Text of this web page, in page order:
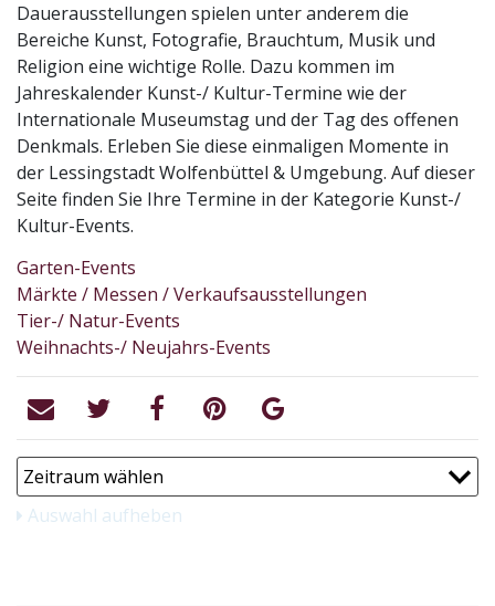
Dauerausstellungen spielen unter anderem die
Bereiche Kunst, Fotografie, Brauchtum, Musik und
Religion eine wichtige Rolle. Dazu kommen im
Jahreskalender Kunst-/ Kultur-Termine wie der
Internationale Museumstag und der Tag des offenen
Denkmals. Erleben Sie diese einmaligen Momente in
der Lessingstadt Wolfenbüttel & Umgebung. Auf dieser
Seite finden Sie Ihre Termine in der Kategorie Kunst-/
Kultur-Events.
Garten-Events
Märkte / Messen / Verkaufsausstellungen
Tier-/ Natur-Events
Weihnachts-/ Neujahrs-Events
Auswahl aufheben